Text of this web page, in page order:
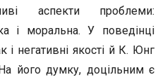
аспекти проблеми:
і моральна. У поведінці
і негативні якості й К. Юнг
його думку, доцільним є